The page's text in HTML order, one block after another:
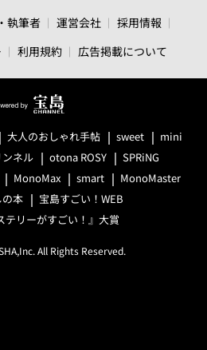
執筆者 運営会社
採用情報
利用規約 広告掲載について
大人のおしゃれ手帖 sweet
mini
ンネル otona ROSY
SPRiNG
MonoMax smart
MonoMaster
本
宝島すごい！WEB
テリーがすごい！』大賞
All Rights Reserved.